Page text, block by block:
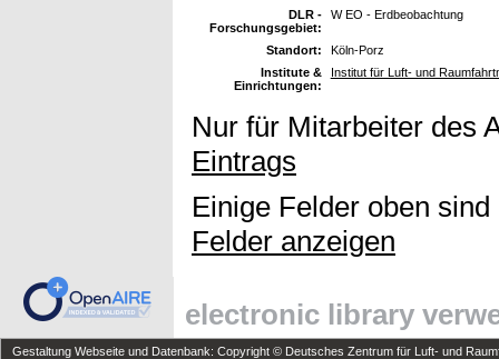
DLR -
Forschungsgebiet:
W EO - Erdbeobachtung
Standort:
Köln-Porz
Institute &
Einrichtungen:
Institut für Luft- und
Nur für Mitarbeiter des
Eintrags
Einige Felder oben
Felder anzeigen
electronic library
Gestaltung Webseite und Datenbank: Copyright © Deutsches Zentrum für Luft- und